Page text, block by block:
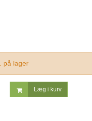
på lager
Læg i kurv